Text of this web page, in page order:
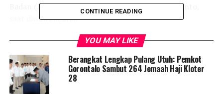
Badan (Kaban) Keuangan Kota Gorontalo, Nuryanto,
saat diwawancarai.
Nuryanto menjelaskan proses tagihan dari OPD sudah
bisa dilakukan, dengan berkoordinasi terlebih dahulu di
Badan Kepegawaian Pendidikan Dan Pelatihan (BKPP)
Kota Gorontalo untuk mencetak daftar pembayaran
sesuai dengan aplikasi yang ada di BKPP.
CONTINUE READING
YOU MAY LIKE
Berangkat Lengkap Pulang Utuh: Pemkot
Gorontalo Sambut 264 Jemaah Haji Kloter
28